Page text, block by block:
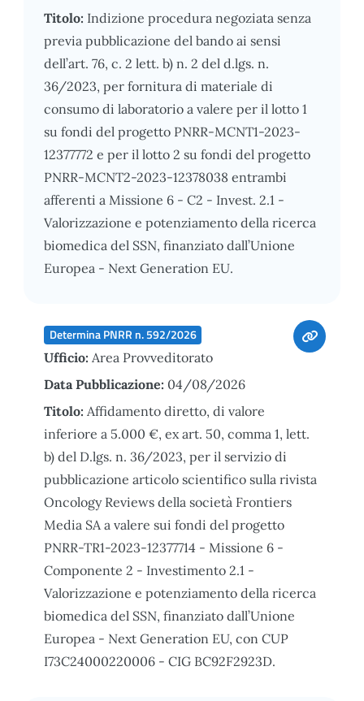
Titolo: Indizione procedura negoziata senza
previa pubblicazione del bando ai sensi
dell’art. 76, c. 2 lett. b) n. 2 del d.lgs. n.
36/2023, per fornitura di materiale di
consumo di laboratorio a valere per il lotto 1
su fondi del progetto PNRR-MCNT1-2023-
12377772 e per il lotto 2 su fondi del progetto
PNRR-MCNT2-2023-12378038 entrambi
afferenti a Missione 6 - C2 - Invest. 2.1 -
Valorizzazione e potenziamento della ricerca
biomedica del SSN, finanziato dall’Unione
Europea - Next Generation EU.
Determina PNRR n. 592/2026
Ufficio: Area Provveditorato
Data Pubblicazione: 04/08/2026
Titolo: Affidamento diretto, di valore
inferiore a 5.000 €, ex art. 50, comma 1, lett.
b) del D.lgs. n. 36/2023, per il servizio di
pubblicazione articolo scientifico sulla rivista
Oncology Reviews della società Frontiers
Media SA a valere sui fondi del progetto
PNRR-TR1-2023-12377714 - Missione 6 -
Componente 2 - Investimento 2.1 -
Valorizzazione e potenziamento della ricerca
biomedica del SSN, finanziato dall’Unione
Europea - Next Generation EU, con CUP
I73C24000220006 - CIG BC92F2923D.